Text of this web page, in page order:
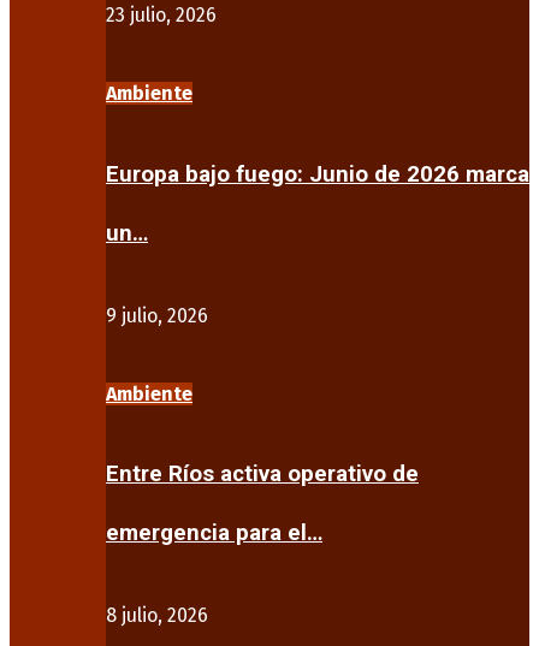
23 julio, 2026
Ambiente
Europa bajo fuego: Junio de 2026 marca
un…
9 julio, 2026
Ambiente
Entre Ríos activa operativo de
emergencia para el…
8 julio, 2026